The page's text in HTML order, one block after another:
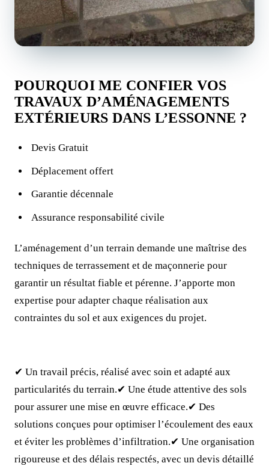
POURQUOI ME CONFIER VOS
TRAVAUX D’AMÉNAGEMENTS
EXTÉRIEURS DANS L’ESSONNE ?
Devis Gratuit
Déplacement offert
Garantie décennale
Assurance responsabilité civile
L’aménagement d’un terrain demande une maîtrise des
techniques de terrassement et de maçonnerie pour
garantir un résultat fiable et pérenne. J’apporte mon
expertise pour adapter chaque réalisation aux
contraintes du sol et aux exigences du projet.
✔ Un travail précis, réalisé avec soin et adapté aux
particularités du terrain.✔ Une étude attentive des sols
pour assurer une mise en œuvre efficace.✔ Des
solutions conçues pour optimiser l’écoulement des eaux
et éviter les problèmes d’infiltration.✔ Une organisation
rigoureuse et des délais respectés, avec un devis détaillé